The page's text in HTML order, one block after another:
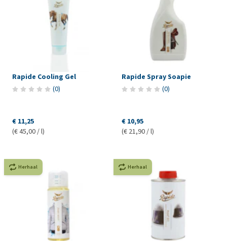
Rapide Cooling Gel
(0)
€ 11,25
(€ 45,00 / l)
Rapide Spray Soapie
(0)
€ 10,95
(€ 21,90 / l)
Herhaal Herhaal